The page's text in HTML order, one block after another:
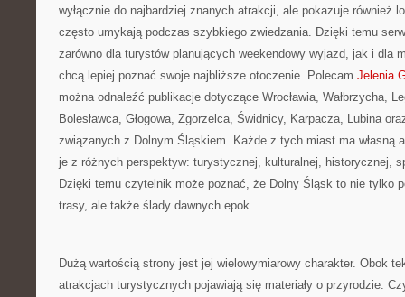
wyłącznie do najbardziej znanych atrakcji, ale pokazuje również
często umykają podczas szybkiego zwiedzania. Dzięki temu
zarówno dla turystów planujących weekendowy wyjazd, jak i dla
chcą lepiej poznać swoje najbliższe otoczenie. Polecam Jelenia
można odnaleźć publikacje dotyczące Wrocławia, Wałbrzycha,
Bolesławca, Głogowa, Zgorzelca, Świdnicy, Karpacza, Lubina
związanych z Dolnym Śląskiem. Każde z tych miast ma własną
je z różnych perspektyw: turystycznej, kulturalnej, historycznej,
Dzięki temu czytelnik może poznać, że Dolny Śląsk to nie tylko
trasy, ale także ślady dawnych epok.
Dużą wartością strony jest jej wielowymiarowy charakter. Obok
atrakcjach turystycznych pojawiają się materiały o przyrodzie.